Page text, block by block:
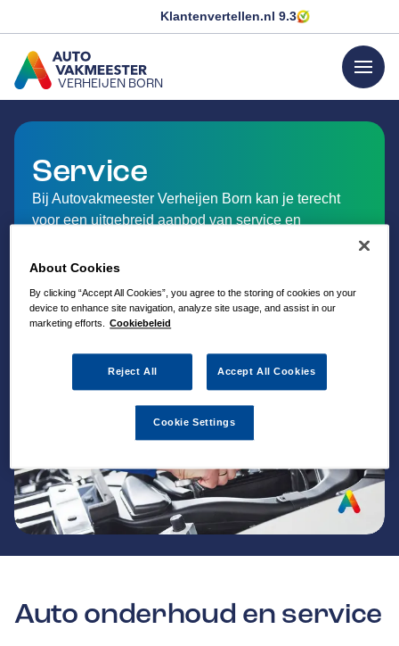
Klantenvertellen.nl 9.3
VERHEIJEN BORN
GA NAAR DE HOMEPAGINA
menu
Service
Bij Autovakmeester Verheijen Born kan je terecht
voor een uitgebreid aanbod van service en
Auto onderhoud en service
About Cookies
By clicking “Accept All Cookies”, you agree to the storing of cookies on your
device to enhance site navigation, analyze site usage, and assist in our
marketing efforts.
Cookiebeleid
Reject All Accept All Cookies
Cookie Settings